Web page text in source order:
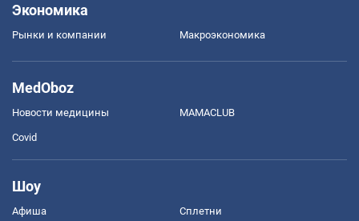
Экономика
Рынки и компании Mакроэкономика
MedOboz
Новости медицины MAMACLUB
Covid
Шоу
Афиша Сплетни